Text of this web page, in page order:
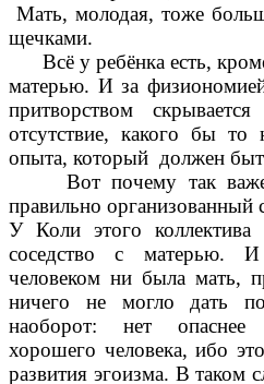
Мать, молодая, тоже
щечками.
Всё у ребёнка есть,
матерью. И за
притворством скрывается
отсутствие, какого бы то
опыта, который должен
Вот почему так важен
правильно организованный
У Коли этого
соседство с матерью.
человеком ни была мать,
ничего не могло дать
наоборот: нет опаснее
хорошего человека, ибо
развития эгоизма. В таком